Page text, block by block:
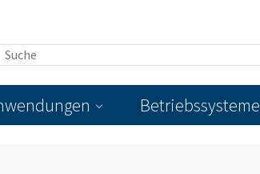
Betriebssysteme